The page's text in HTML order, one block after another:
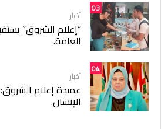
03
أخبار
“إعلام الشروق”
العامة.
04
أخبار
عميدة إعلام
الإنسان.